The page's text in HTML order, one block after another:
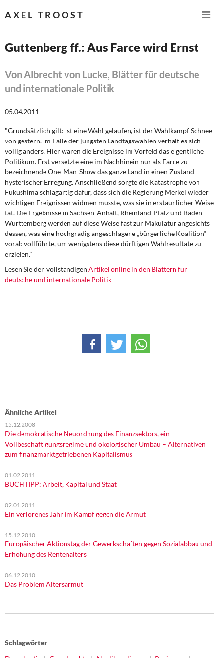
AXEL TROOST
Themen
Leitlinien linker Wirtschafts- und Finanzpolitik
Wirtschaftspolitik
Steuer- und Finanzpolitik
Öffentliche Infrastruktur und Daseinsvorsorge
Eurokrise und Griechenland
DIE LINKE
Weitere Themen
Memo-Gruppe
Guttenberg ff.: Aus Farce wird Ernst
Von Albrecht von Lucke, Blätter für deutsche
und internationale Politik
05.04.2011
"Grundsätzlich gilt: Ist eine Wahl gelaufen, ist der Wahlkampf Schnee
von gestern. Im Falle der jüngsten Landtagswahlen verhält es sich
völlig anders. Hier waren die Ereignisse im Vorfeld das eigentliche
Politikum. Erst versetzte eine im Nachhinein nur als Farce zu
bezeichnende One-Man-Show das ganze Land in einen Zustand
hysterischer Erregung. Anschließend sorgte die Katastrophe von
Fukushima schlagartig dafür, dass sich die Regierung Merkel wieder
wichtigen Ereignissen widmen musste, was sie in erstaunlicher Weise
tat. Die Ergebnisse in Sachsen-Anhalt, Rheinland-Pfalz und Baden-
Württemberg werden auf diese Weise fast zur Makulatur angesichts
dessen, was eine hochgradig angeschlagene „bürgerliche Koalition“
vorab vollführte, um wenigstens diese dürftigen Wahlresultate zu
erzielen."
Lesen Sie den vollständigen Artikel online in den Blättern für
deutsche und internationale Politik
Ähnliche Artikel
15.12.2008
Die demokratische Neuordnung des Finanzsektors, ein
Vollbeschäftigungsregime und ökologischer Umbau – Alternativen
zum finanzmarktgetriebenen Kapitalismus
01.02.2011
BUCHTIPP: Arbeit, Kapital und Staat
02.01.2011
Ein verlorenes Jahr im Kampf gegen die Armut
15.12.2010
Europäischer Aktionstag der Gewerkschaften gegen Sozialabbau und
Erhöhung des Rentenalters
06.12.2010
Das Problem Altersarmut
Schlagwörter